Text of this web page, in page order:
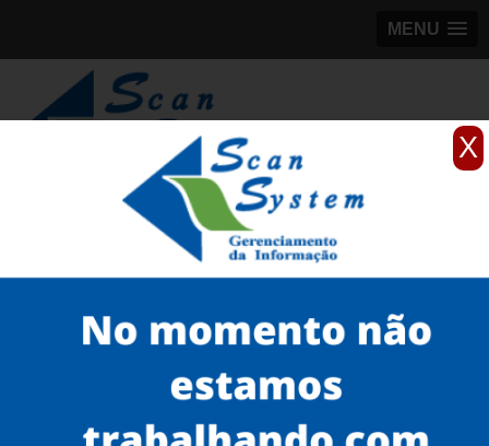
X
MENU
98184-5245
scanner de documentos antigos
scanner para documentos antigos de empresa
onde encontro scanner canon de documentos antigos Santa Cecília
Serviços